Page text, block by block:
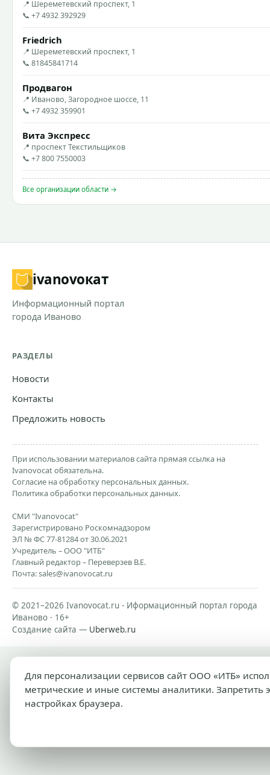
📍 Шереметевский проспект, 1
📞 +7 4932 392929
Friedrich
📍 Шереметевский проспект, 1
📞 81845841714
Продвагон
📍 Иваново, Загородное шоссе, 11
📞 +7 4932 359901
Вита Экспресс
📍 проспект Текстильщиков
📞 +7 800 7550003
Все организации области →
ivanovoкат
Информационный портал
города Иваново
РАЗДЕЛЫ
Новости
Контакты
Предложить новость
При использовании материалов сайта прямая ссылка на
Ivanovocat обязательна.
Согласие на обработку персональных данных.
Политика обработки персональных данных.
СМИ "Ivanovocat"
Зарегистрировано Роскомнадзором
ЭЛ № ФС 77-81284 от 30.06.2021
Учредитель – ООО "ИТБ"
Главный редактор – Переверзев В.Е.
Почта:sales@ivanovocat.ru
© 2021–2026 Ivanovocat.ru - Иформационный портал города
Иваново · 16+
Создание сайта — Uberweb.ru
Для персонализации сервисов сайт ООО «ИТБ»
метрические и иные системы аналитики. Запретить
настройках браузера.